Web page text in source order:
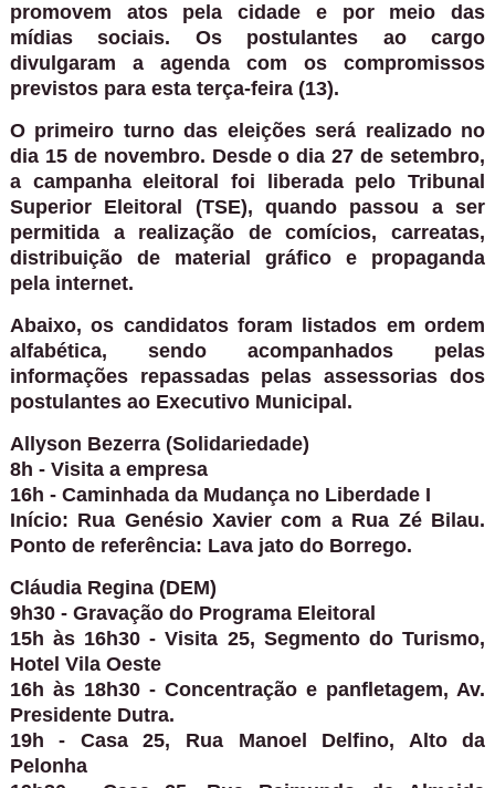
promovem atos pela cidade e por meio das
mídias sociais. Os postulantes ao cargo
divulgaram a agenda com os compromissos
previstos para esta terça-feira (13).
O primeiro turno das eleições será realizado no
dia 15 de novembro. Desde o dia 27 de setembro,
a campanha eleitoral foi liberada pelo Tribunal
Superior Eleitoral (TSE), quando passou a ser
permitida a realização de comícios, carreatas,
distribuição de material gráfico e propaganda
pela internet.
Abaixo, os candidatos foram listados em ordem
alfabética, sendo acompanhados pelas
informações repassadas pelas assessorias dos
postulantes ao Executivo Municipal.
Allyson Bezerra (Solidariedade)
8h - Visita a empresa
16h - Caminhada da Mudança no Liberdade I
Início: Rua Genésio Xavier com a Rua Zé Bilau.
Ponto de referência: Lava jato do Borrego.
Cláudia Regina (DEM)
9h30 - Gravação do Programa Eleitoral
15h às 16h30 - Visita 25, Segmento do Turismo,
Hotel Vila Oeste
16h às 18h30 - Concentração e panfletagem, Av.
Presidente Dutra.
19h - Casa 25, Rua Manoel Delfino, Alto da
Pelonha